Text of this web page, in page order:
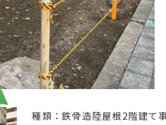
種類：鉄骨造陸屋根2階建て